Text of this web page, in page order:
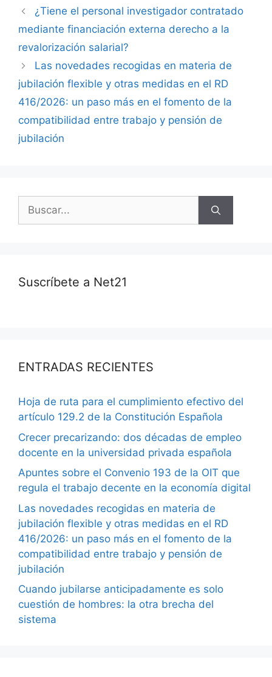
¿Tiene el personal investigador contratado
mediante financiación externa derecho a la
revalorización salarial?
Las novedades recogidas en materia de
jubilación flexible y otras medidas en el RD
416/2026: un paso más en el fomento de la
compatibilidad entre trabajo y pensión de
jubilación
Suscríbete a Net21
ENTRADAS RECIENTES
Hoja de ruta para el cumplimiento efectivo del
artículo 129.2 de la Constitución Española
Crecer precarizando: dos décadas de empleo
docente en la universidad privada española
Apuntes sobre el Convenio 193 de la OIT que
regula el trabajo decente en la economía digital
Las novedades recogidas en materia de
jubilación flexible y otras medidas en el RD
416/2026: un paso más en el fomento de la
compatibilidad entre trabajo y pensión de
jubilación
Cuando jubilarse anticipadamente es solo
cuestión de hombres: la otra brecha del
sistema